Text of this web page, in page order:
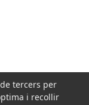
tercers per
i recollir